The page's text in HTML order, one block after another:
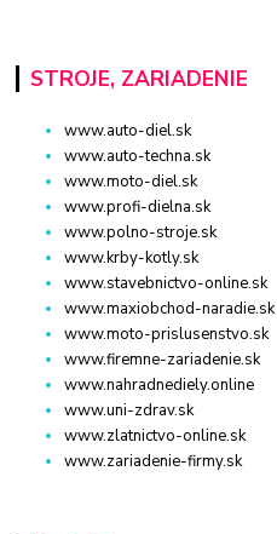
STROJE, ZARIADENIE
www.auto-diel.sk
www.auto-techna.sk
www.moto-diel.sk
www.profi-dielna.sk
www.polno-stroje.sk
www.krby-kotly.sk
www.stavebnictvo-online.sk
www.maxiobchod-naradie.sk
www.moto-prislusenstvo.sk
www.firemne-zariadenie.sk
www.nahradnediely.online
www.uni-zdrav.sk
www.zlatnictvo-online.sk
www.zariadenie-firmy.sk